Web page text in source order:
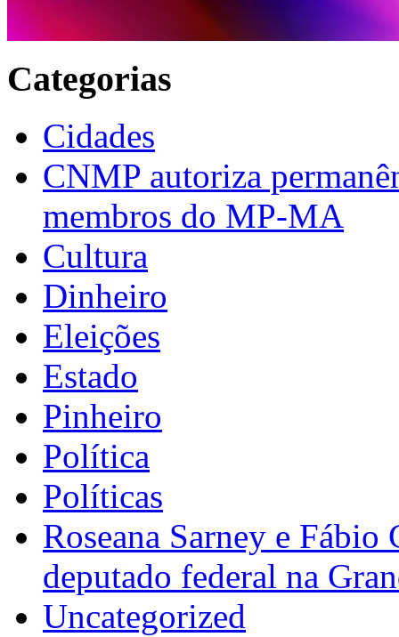
Categorias
Cidades
CNMP autoriza
membros do MP-MA
Cultura
Dinheiro
Eleições
Estado
Pinheiro
Política
Políticas
Roseana Sarney e
deputado federal na
Uncategorized